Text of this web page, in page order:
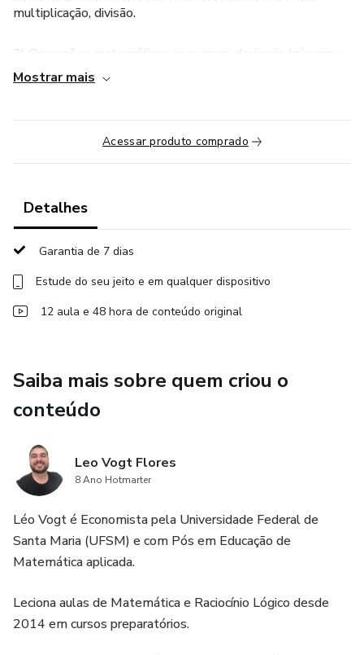
multiplicação, divisão.
2) Operações matemáticas com casas decimais (números
racionais).
3) Porcentagens e regras de três.
4) Razões e proporções; divisão proporcional; regras de
5) Noções de conjuntos.
6) Números inteiros, racionais e reais. Relações e funções;
logarítmicas.
9) Matrizes. Determinantes.
11) Sistema legal de medidas
Mostrar mais
Acessar produto comprado
Detalhes
Garantia de 7 dias
Estude do seu jeito e em qualquer dispositivo
12 aula e 48 hora de conteúdo original
Saiba mais sobre quem criou o
conteúdo
Leo Vogt Flores
8 Ano Hotmarter
Léo Vogt é Economista pela Universidade Federal de
Santa Maria (UFSM) e com Pós em Educação de
Matemática aplicada.
Leciona aulas de Matemática e Raciocínio Lógico desde
2014 em cursos preparatórios.